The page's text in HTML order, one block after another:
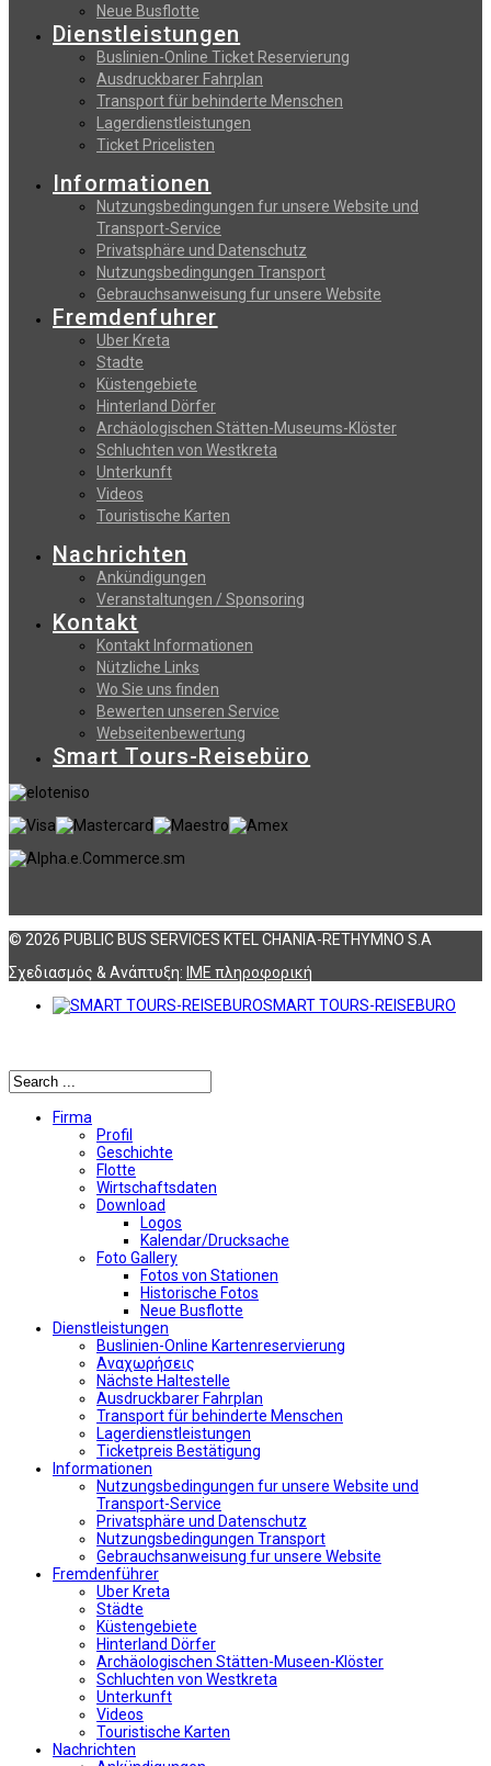
Neue Busflotte
Dienstleistungen
Buslinien-Online Ticket Reservierung
Αusdruckbarer Fahrplan
Transport für behinderte Menschen
Lagerdienstleistungen
Ticket Pricelisten
Informationen
Nutzungsbedingungen fur unsere Website und
Transport-Service
Privatsphäre und Datenschutz
Nutzungsbedingungen Transport
Gebrauchsanweisung fur unsere Website
Fremdenfuhrer
Uber Kreta
Stadte
Küstengebiete
Hinterland Dörfer
Archäologischen Stätten-Museums-Klöster
Schluchten von Westkreta
Unterkunft
Videos
Touristische Karten
Nachrichten
Ankündigungen
Veranstaltungen / Sponsoring
Kontakt
Kontakt Informationen
Nützliche Links
Wo Sie uns finden
Bewerten unseren Service
Webseitenbewertung
Smart Tours-Reisebüro
© 2026 PUBLIC BUS SERVICES KTEL CHANIA-RETHYMNO S.A
Σχεδιασμός & Ανάπτυξη: ΙΜΕ πληροφορική
SMART TOURS-REISEBURO
Firma
Profil
Geschichte
Flotte
Wirtschaftsdaten
Download
Logos
Kalendar/Drucksache
Foto Gallery
Fotos von Stationen
Historische Fotos
Neue Busflotte
Dienstleistungen
Buslinien-Online Kartenreservierung
Αναχωρήσεις
Nächste Haltestelle
Αusdruckbarer Fahrplan
Transport für behinderte Menschen
Lagerdienstleistungen
Ticketpreis Bestätigung
Informationen
Nutzungsbedingungen fur unsere Website und
Transport-Service
Privatsphäre und Datenschutz
Nutzungsbedingungen Transport
Gebrauchsanweisung fur unsere Website
Fremdenführer
Uber Kreta
Städte
Küstengebiete
Hinterland Dörfer
Archäologischen Stätten-Museen-Klöster
Schluchten von Westkreta
Unterkunft
Videos
Touristische Karten
Nachrichten